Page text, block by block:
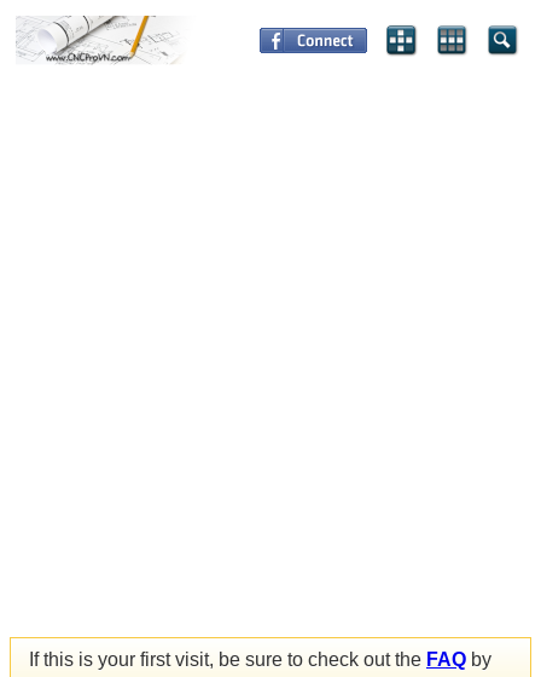
If this is your first visit, be sure to check out the FAQ by